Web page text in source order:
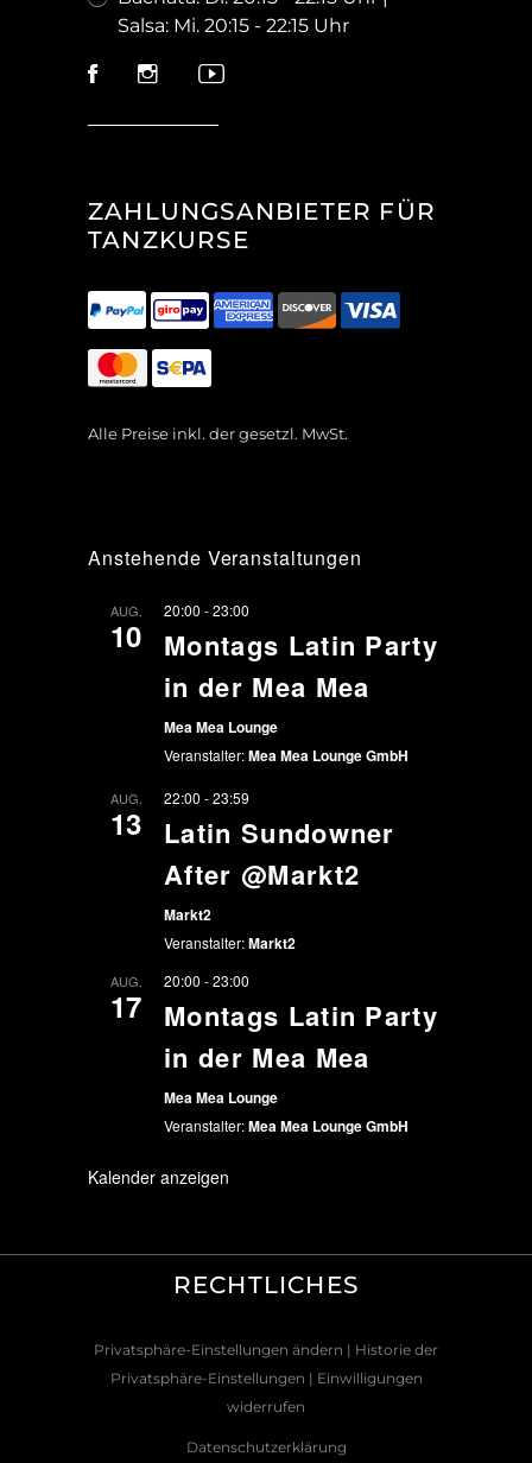
Salsa: Mi. 20:15 - 22:15 Uhr
ZAHLUNGSANBIETER FÜR
TANZKURSE
Alle Preise inkl. der gesetzl. MwSt.
Anstehende Veranstaltungen
AUG.
10
20:00 -23:00
Montags Latin Party
in der Mea Mea
Mea Mea Lounge
Veranstalter:Mea Mea Lounge GmbH
AUG.
13
22:00 -23:59
Latin Sundowner
After @Markt2
Markt2
Veranstalter:Markt2
AUG.
17
20:00 -23:00
Montags Latin Party
in der Mea Mea
Mea Mea Lounge
Veranstalter:Mea Mea Lounge GmbH
Kalender anzeigen
RECHTLICHES
Privatsphäre-Einstellungen ändern | Historie der
Privatsphäre-Einstellungen | Einwilligungen
widerrufen
Datenschutzerklärung